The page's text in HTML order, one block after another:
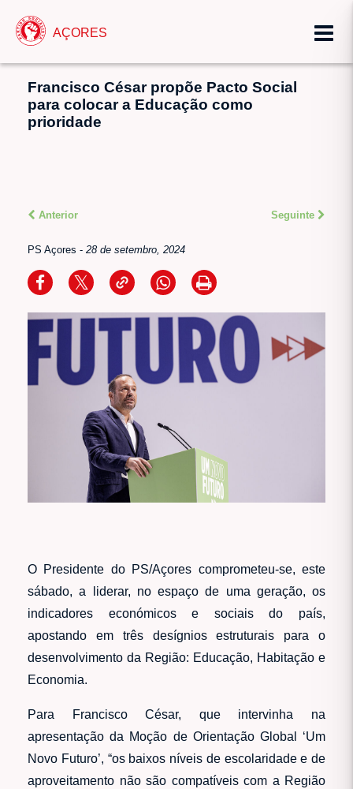
AÇORES
Francisco César propõe Pacto Social
para colocar a Educação como
prioridade
Anterior Seguinte
PS Açores - 28 de setembro, 2024
O Presidente do PS/Açores comprometeu-se, este
sábado, a liderar, no espaço de uma geração, os
indicadores económicos e sociais do país,
apostando em três desígnios estruturais para o
desenvolvimento da Região: Educação, Habitação e
Economia.
Para Francisco César, que intervinha na
apresentação da Moção de Orientação Global ‘Um
Novo Futuro’, “os baixos níveis de escolaridade e de
aproveitamento não são compatíveis com a Região